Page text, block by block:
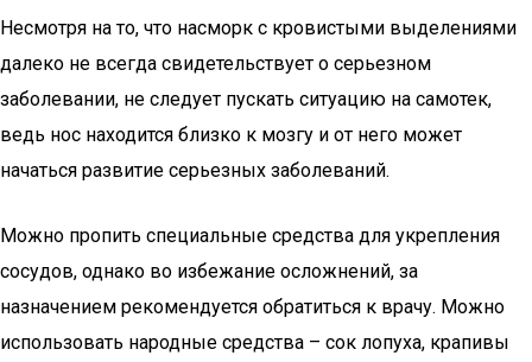
Несмотря на то, что насморк с кровистыми выделениями
далеко не всегда свидетельствует о серьезном
заболевании, не следует пускать ситуацию на самотек,
ведь нос находится близко к мозгу и от него может
начаться развитие серьезных заболеваний.
Можно пропить специальные средства для укрепления
сосудов, однако во избежание осложнений, за
назначением рекомендуется обратиться к врачу. Можно
использовать народные средства – сок лопуха, крапивы